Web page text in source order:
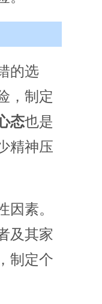
的选
，制定
态也是
精神压
因素。
及其家
制定个